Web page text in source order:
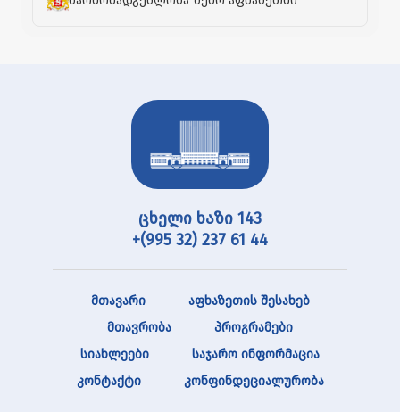
ცხელი ხაზი 143
+(995 32) 237 61 44
მთავარი
აფხაზეთის შესახებ
მთავრობა
პროგრამები
სიახლეები
საჯარო ინფორმაცია
კონტაქტი
კონფინდეციალურობა